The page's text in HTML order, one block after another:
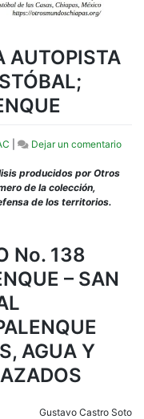
AUTOPISTA
Dejar un comentarioen
producidos por Otros
de la colección,
de los territorios.
No. 138
– SAN
AGUA Y
Gustavo Castro Soto